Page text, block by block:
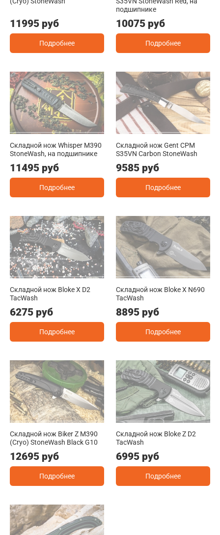
11995 руб
Подробнее
подшипнике
10075 руб
Подробнее
Складной нож Whisper M390
StoneWash, на подшипнике
11495 руб
Подробнее
Складной нож Gent CPM
S35VN Carbon StoneWash
9585 руб
Подробнее
Складной нож Bloke X D2
TacWash
6275 руб
Подробнее
Складной нож Bloke X N690
TacWash
8895 руб
Подробнее
Складной нож Biker Z M390
(Cryo) StoneWash Black G10
12695 руб
Подробнее
Складной нож Bloke Z D2
TacWash
6995 руб
Подробнее